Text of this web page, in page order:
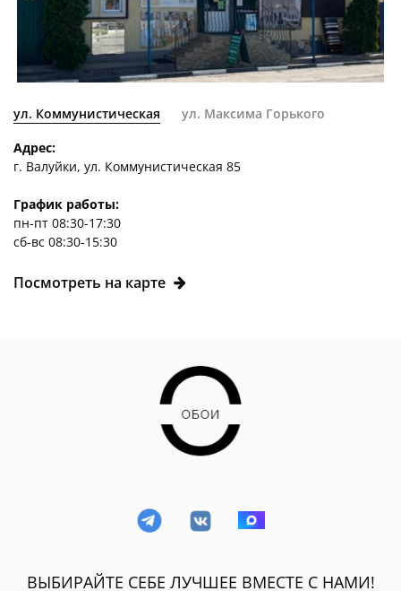
ул. Коммунистическая ул. Максима Горького
Адрес:
г. Валуйки, ул. Коммунистическая 85
График работы:
пн-пт 08:30-17:30
сб-вс 08:30-15:30
Посмотреть на карте
ВЫБИРАЙТЕ СЕБЕ ЛУЧШЕЕ ВМЕСТЕ С НАМИ!